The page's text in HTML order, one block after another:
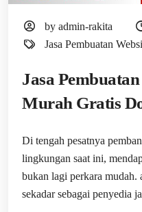
by admin-rakita
Jasa Pembuatan
Jasa
Murah Gratis
Di tengah pesatnya
lingkungan saat ini,
bukan lagi perkara mudah.
sekadar sebagai penyedia